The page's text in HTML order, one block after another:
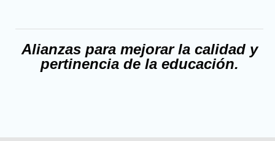
Alianzas para mejorar la calidad y
pertinencia de la educación.